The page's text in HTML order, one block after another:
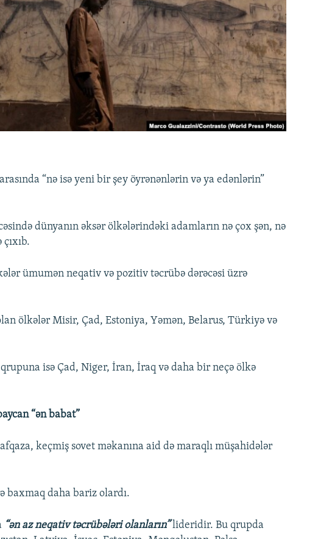
“nə isə yeni bir şey öyrənənlərin və ya edənlərin”
dünyanın əksər ölkələrindəki adamların nə çox şən, nə
ümumən neqativ və pozitiv təcrübə dərəcəsi üzrə
ölkələr Misir, Çad, Estoniya, Yəmən, Belarus, Türkiyə və
isə Çad, Niger, İran, İraq və daha bir neçə ölkə
“ən babat”
keçmiş sovet məkanına aid də maraqlı müşahidələr
baxmaq daha bariz olardı.
“ən az neqativ təcrübələri olanların”lideridir. Bu qrupda